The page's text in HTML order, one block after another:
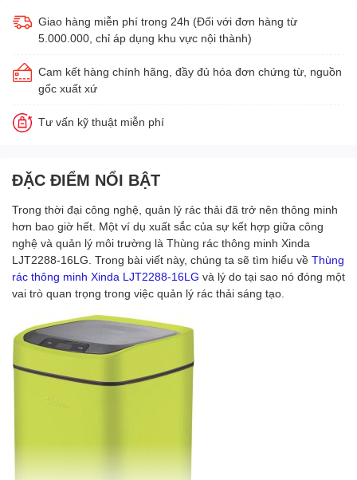
Giao hàng miễn phí trong 24h (Đối với đơn hàng từ
5.000.000, chỉ áp dụng khu vực nội thành)
Cam kết hàng chính hãng, đầy đủ hóa đơn chứng từ, nguồn
gốc xuất xứ
Tư vấn kỹ thuật miễn phí
ĐẶC ĐIỂM NỔI BẬT
Trong thời đại công nghệ, quản lý rác thải đã trở nên thông minh
hơn bao giờ hết. Một ví dụ xuất sắc của sự kết hợp giữa công
nghệ và quản lý môi trường là Thùng rác thông minh Xinda
LJT2288-16LG. Trong bài viết này, chúng ta sẽ tìm hiểu về Thùng
rác thông minh Xinda LJT2288-16LG và lý do tại sao nó đóng một
vai trò quan trọng trong việc quản lý rác thải sáng tạo.